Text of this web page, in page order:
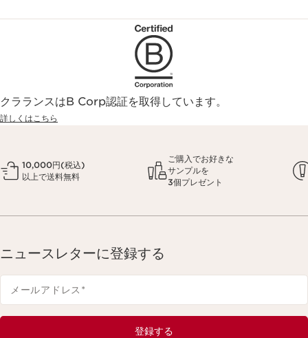
クラランスはB Corp認証を取得しています。
詳しくはこちら
10,000円(税込)
以上で送料無料
ご購入でお好きな
サンプルを
3個プレゼント
ニュースレターに登録する
メールアドレス *
登録する